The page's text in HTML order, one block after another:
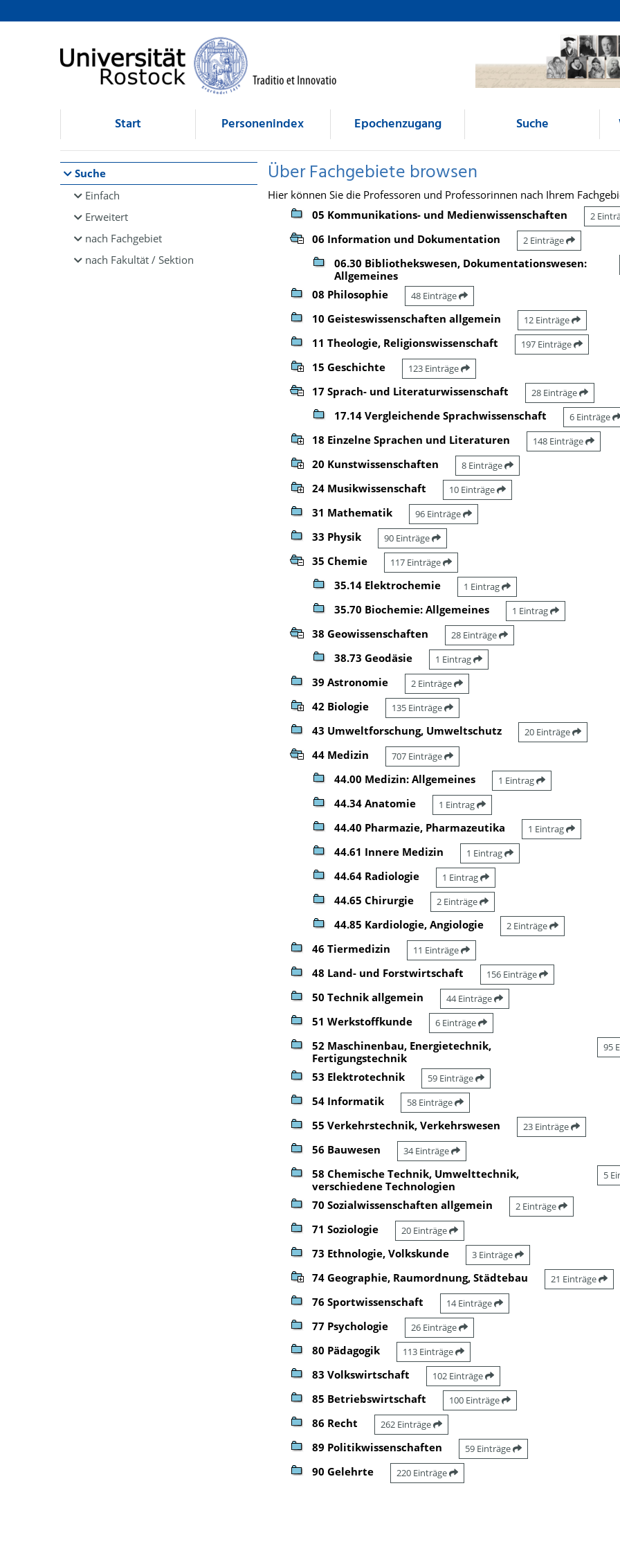
Browsen
direkt zum Inhalt
Start Personenindex Epochenzugang Suche
Suche
Einfach
Erweitert
nach Fachgebiet
nach Fakultät / Sektion
Über Fachgebiete browsen
Hier können Sie die Professoren und Professorinnen nach Ihrem
05 Kommunikations- und Medienwissenschaften
2
06 Information und Dokumentation 2 Einträge
06.30 Bibliothekswesen, Dokumentationswesen:
Allgemeines
08 Philosophie 48 Einträge
10 Geisteswissenschaften allgemein 12 Einträge
11 Theologie, Religionswissenschaft 197 Einträge
15 Geschichte 123 Einträge
17 Sprach- und Literaturwissenschaft 28 Einträge
17.14 Vergleichende Sprachwissenschaft 6 Einträge
18 Einzelne Sprachen und Literaturen 148 Einträge
20 Kunstwissenschaften 8 Einträge
24 Musikwissenschaft 10 Einträge
31 Mathematik 96 Einträge
33 Physik 90 Einträge
35 Chemie 117 Einträge
35.14 Elektrochemie 1 Eintrag
35.70 Biochemie: Allgemeines 1 Eintrag
38 Geowissenschaften 28 Einträge
38.73 Geodäsie 1 Eintrag
39 Astronomie 2 Einträge
42 Biologie 135 Einträge
43 Umweltforschung, Umweltschutz 20 Einträge
44 Medizin 707 Einträge
44.00 Medizin: Allgemeines 1 Eintrag
44.34 Anatomie 1 Eintrag
44.40 Pharmazie, Pharmazeutika 1 Eintrag
44.61 Innere Medizin 1 Eintrag
44.64 Radiologie 1 Eintrag
44.65 Chirurgie 2 Einträge
44.85 Kardiologie, Angiologie 2 Einträge
46 Tiermedizin 11 Einträge
48 Land- und Forstwirtschaft 156 Einträge
50 Technik allgemein 44 Einträge
51 Werkstoffkunde 6 Einträge
52 Maschinenbau, Energietechnik,
Fertigungstechnik
95
53 Elektrotechnik 59 Einträge
54 Informatik 58 Einträge
55 Verkehrstechnik, Verkehrswesen 23 Einträge
56 Bauwesen 34 Einträge
58 Chemische Technik, Umwelttechnik,
verschiedene Technologien
5
70 Sozialwissenschaften allgemein 2 Einträge
71 Soziologie 20 Einträge
73 Ethnologie, Volkskunde 3 Einträge
74 Geographie, Raumordnung, Städtebau 21 Einträge
76 Sportwissenschaft 14 Einträge
77 Psychologie 26 Einträge
80 Pädagogik 113 Einträge
83 Volkswirtschaft 102 Einträge
85 Betriebswirtschaft 100 Einträge
86 Recht 262 Einträge
89 Politikwissenschaften 59 Einträge
90 Gelehrte 220 Einträge